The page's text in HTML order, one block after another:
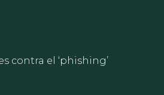
y
contra el ‘phishing’